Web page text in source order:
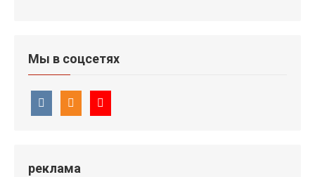
Мы в соцсетях
реклама